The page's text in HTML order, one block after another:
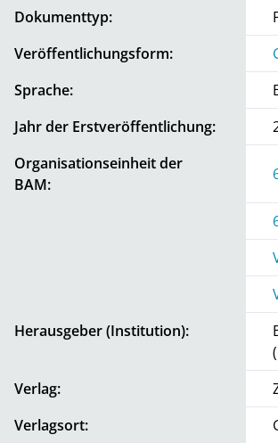
Dokumenttyp:
Veröffentlichungsform:
Sprache:
Jahr der Erstveröffentlichung:
Organisationseinheit der
BAM:
Herausgeber (Institution):
Verlag:
Verlagsort: